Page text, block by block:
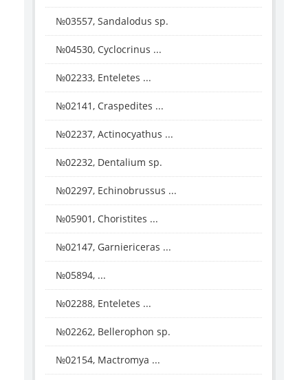
№03557, Sandalodus sp.
№04530, Cyclocrinus ...
№02233, Enteletes ...
№02141, Craspedites ...
№02237, Actinocyathus ...
№02232, Dentalium sp.
№02297, Echinobrussus ...
№05901, Choristites ...
№02147, Garniericeras ...
№05894, ...
№02288, Enteletes ...
№02262, Bellerophon sp.
№02154, Mactromya ...